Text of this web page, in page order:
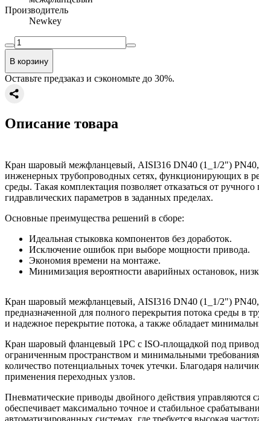
Производитель
Newkey
В корзину
Оставьте предзаказ и сэкономьте до 30%.
Описание товара
Кран шаровый межфланцевый, AISI316 DN40 (1_1/2") PN40,
предназначенной для полного перекрытия потока среды в
и надежное перекрытие потока, а также обладает
Кран шаровый фланцевый 1PC с ISO-площадкой под
ограниченным пространством и минимальными
количество потенциальных точек утечки. Благодаря
применения переходных узлов.
Пневматические приводы двойного действия управляются
обеспечивает максимально точное и стабильное
автоматизированных системах, где требуется высокая
Кран шаровый межфланцевый, AISI316 DN40 (1_1/2")
инженерных трубопроводных сетях, функционирующих в
среды. Такая комплектация позволяет отказаться от
гидравлических параметров в заданных пределах.
Основные преимущества решений в сборе:
Идеальная стыковка компонентов без доработок.
Исключение ошибок при выборе мощности привода.
Экономия времени на монтаже.
Минимизация вероятности аварийных остановок,